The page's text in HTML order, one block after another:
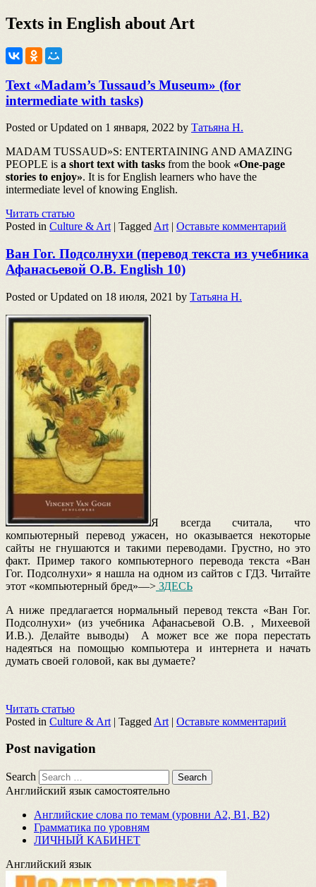
Texts in English about Art
Text «Madam’s Tussaud’s Museum» (for
intermediate with tasks)
Posted or Updated on 1 января, 2022 by Татьяна Н.
MADAM TUSSAUD»S: ENTERTAINING AND AMAZING
PEOPLE is a short text with tasks from the book «One-page
stories to enjoy». It is for English learners who have the
intermediate level of knowing English.
Читать статью
Posted in Culture & Art | Tagged Art | Оставьте комментарий
Ван Гог. Подсолнухи (перевод текста из учебника
Афанасьевой О.В. English 10)
Posted or Updated on 18 июля, 2021 by Татьяна Н.
Я всегда считала, что
компьютерный перевод ужасен, но оказывается некоторые
сайты не гнушаются и такими переводами. Грустно, но это
факт. Пример такого компьютерного перевода текста «Ван
Гог. Подсолнухи» я нашла на одном из сайтов с ГДЗ. Читайте
этот «компьютерный бред»—> ЗДЕСЬ
А ниже предлагается нормальный перевод текста «Ван Гог.
Подсолнухи» (из учебника Афанасьевой О.В. , Михеевой
И.В.). Делайте выводы) А может все же пора перестать
надеяться на помощью компьютера и интернета и начать
думать своей головой, как вы думаете?
Читать статью
Posted in Culture & Art | Tagged Art | Оставьте комментарий
Post navigation
Search
Английский язык самостоятельно
Английские слова по темам (уровни A2, B1, B2)
Грамматика по уровням
ЛИЧНЫЙ КАБИНЕТ
Английский язык